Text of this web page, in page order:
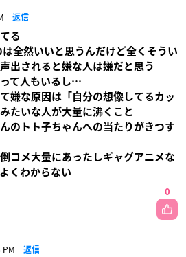
返信
る
全然いいと思うんだけど全くそうい
出されると嫌な人は嫌だと思う
て人もいるし…
嫌な原因は「自分の想像してるカッ
たいな人が大量に沸くこと
のトト子ちゃんへの当たりがきつす
コメ大量にあったしギャグアニメな
くわからない
0
返信